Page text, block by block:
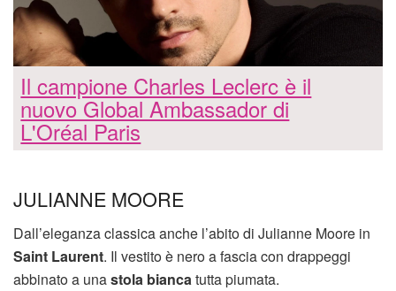
Il campione Charles Leclerc è il
nuovo Global Ambassador di
L'Oréal Paris
JULIANNE MOORE
Dall’eleganza classica anche l’abito di Julianne Moore in
Saint Laurent. Il vestito è nero a fascia con drappeggi
abbinato a unastola biancatutta piumata.